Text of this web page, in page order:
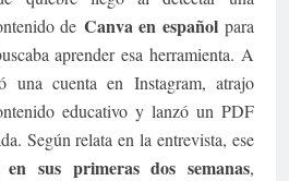
de Canva en españolpara
aprender esa herramienta. A
una cuenta en Instagram, atrajo
educativo y lanzó un PDF
Según relata en la entrevista, ese
en sus primeras dos semanas,